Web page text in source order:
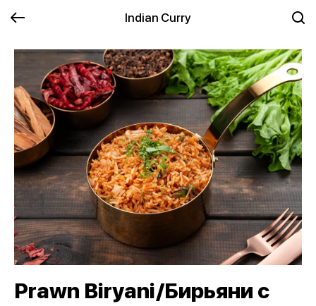
Indian Curry
Prawn Biryani/Бирьяни с